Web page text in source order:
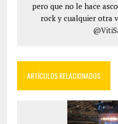
pero que no le hace
rock y cualquier otra
ARTÍCULOS RELACIONADOS